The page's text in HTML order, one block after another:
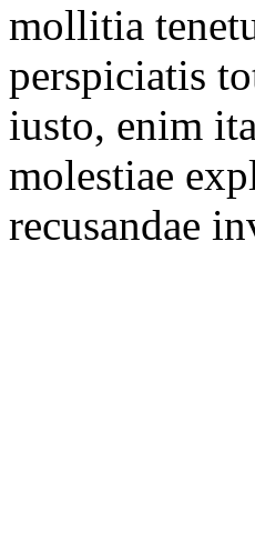
mollitia
perspiciatis
iusto, enim
molestiae
recusandae